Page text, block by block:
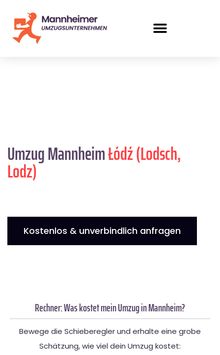
Umzug MannheimŁódź (Lodsch,
Lodz)
Kostenlos & unverbindlich anfragen
Rechner: Was kostet mein Umzug in Mannheim?
Bewege die Schieberegler und erhalte eine grobe
Schätzung, wie viel dein Umzug kostet: